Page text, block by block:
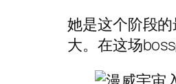
她是这个阶段
大。在这场